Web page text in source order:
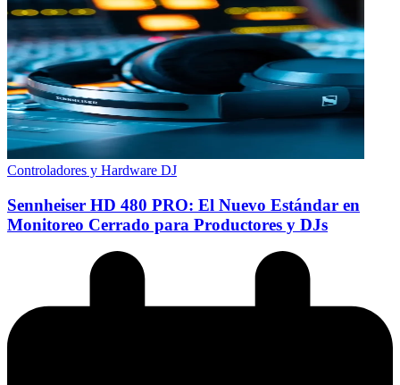
Controladores y Hardware DJ
Sennheiser HD 480 PRO: El Nuevo Estándar en
Monitoreo Cerrado para Productores y DJs